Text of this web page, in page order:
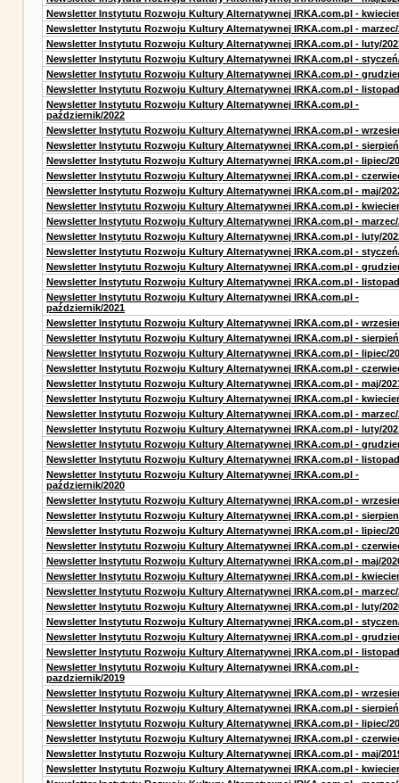
Newsletter Instytutu Rozwoju Kultury Alternatywnej IRKA.com.pl -
Newsletter Instytutu Rozwoju Kultury Alternatywnej IRKA.com.pl - marzec/
Newsletter Instytutu Rozwoju Kultury Alternatywnej IRKA.com.pl - luty/
Newsletter Instytutu Rozwoju Kultury Alternatywnej IRKA.com.pl -
Newsletter Instytutu Rozwoju Kultury Alternatywnej IRKA.com.pl -
Newsletter Instytutu Rozwoju Kultury Alternatywnej IRKA.com.pl -
Newsletter Instytutu Rozwoju Kultury Alternatywnej IRKA.com.pl -
październik/2022
Newsletter Instytutu Rozwoju Kultury Alternatywnej IRKA.com.pl -
Newsletter Instytutu Rozwoju Kultury Alternatywnej IRKA.com.pl -
Newsletter Instytutu Rozwoju Kultury Alternatywnej IRKA.com.pl - lipiec/
Newsletter Instytutu Rozwoju Kultury Alternatywnej IRKA.com.pl -
Newsletter Instytutu Rozwoju Kultury Alternatywnej IRKA.com.pl - maj/
Newsletter Instytutu Rozwoju Kultury Alternatywnej IRKA.com.pl -
Newsletter Instytutu Rozwoju Kultury Alternatywnej IRKA.com.pl - marzec/
Newsletter Instytutu Rozwoju Kultury Alternatywnej IRKA.com.pl - luty/
Newsletter Instytutu Rozwoju Kultury Alternatywnej IRKA.com.pl -
Newsletter Instytutu Rozwoju Kultury Alternatywnej IRKA.com.pl -
Newsletter Instytutu Rozwoju Kultury Alternatywnej IRKA.com.pl -
Newsletter Instytutu Rozwoju Kultury Alternatywnej IRKA.com.pl -
październik/2021
Newsletter Instytutu Rozwoju Kultury Alternatywnej IRKA.com.pl -
Newsletter Instytutu Rozwoju Kultury Alternatywnej IRKA.com.pl -
Newsletter Instytutu Rozwoju Kultury Alternatywnej IRKA.com.pl - lipiec/
Newsletter Instytutu Rozwoju Kultury Alternatywnej IRKA.com.pl -
Newsletter Instytutu Rozwoju Kultury Alternatywnej IRKA.com.pl - maj/
Newsletter Instytutu Rozwoju Kultury Alternatywnej IRKA.com.pl -
Newsletter Instytutu Rozwoju Kultury Alternatywnej IRKA.com.pl - marzec/
Newsletter Instytutu Rozwoju Kultury Alternatywnej IRKA.com.pl - luty/
Newsletter Instytutu Rozwoju Kultury Alternatywnej IRKA.com.pl -
Newsletter Instytutu Rozwoju Kultury Alternatywnej IRKA.com.pl -
Newsletter Instytutu Rozwoju Kultury Alternatywnej IRKA.com.pl -
październik/2020
Newsletter Instytutu Rozwoju Kultury Alternatywnej IRKA.com.pl -
Newsletter Instytutu Rozwoju Kultury Alternatywnej IRKA.com.pl -
Newsletter Instytutu Rozwoju Kultury Alternatywnej IRKA.com.pl - lipiec/
Newsletter Instytutu Rozwoju Kultury Alternatywnej IRKA.com.pl -
Newsletter Instytutu Rozwoju Kultury Alternatywnej IRKA.com.pl - maj/
Newsletter Instytutu Rozwoju Kultury Alternatywnej IRKA.com.pl -
Newsletter Instytutu Rozwoju Kultury Alternatywnej IRKA.com.pl - marzec/
Newsletter Instytutu Rozwoju Kultury Alternatywnej IRKA.com.pl - luty/
Newsletter Instytutu Rozwoju Kultury Alternatywnej IRKA.com.pl -
Newsletter Instytutu Rozwoju Kultury Alternatywnej IRKA.com.pl -
Newsletter Instytutu Rozwoju Kultury Alternatywnej IRKA.com.pl -
Newsletter Instytutu Rozwoju Kultury Alternatywnej IRKA.com.pl -
pazdziernik/2019
Newsletter Instytutu Rozwoju Kultury Alternatywnej IRKA.com.pl -
Newsletter Instytutu Rozwoju Kultury Alternatywnej IRKA.com.pl -
Newsletter Instytutu Rozwoju Kultury Alternatywnej IRKA.com.pl - lipiec/
Newsletter Instytutu Rozwoju Kultury Alternatywnej IRKA.com.pl -
Newsletter Instytutu Rozwoju Kultury Alternatywnej IRKA.com.pl - maj/
Newsletter Instytutu Rozwoju Kultury Alternatywnej IRKA.com.pl -